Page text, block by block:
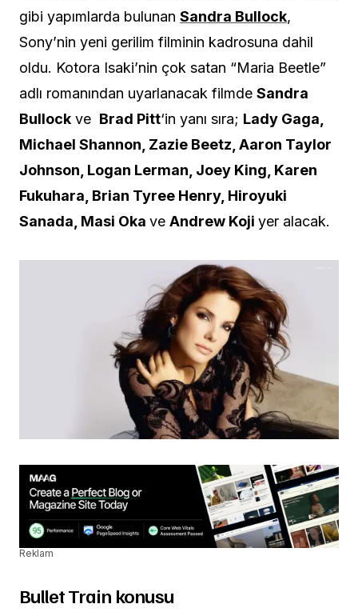
gibi yapımlarda bulunan Sandra Bullock,
Sony’nin yeni gerilim filminin kadrosuna dahil
oldu. Kotora Isaki’nin çok satan “Maria Beetle”
adlı romanından uyarlanacak filmde Sandra
Bullock ve Brad Pitt‘in yanı sıra; Lady Gaga,
Michael Shannon, Zazie Beetz, Aaron Taylor
Johnson, Logan Lerman, Joey King, Karen
Fukuhara, Brian Tyree Henry, Hiroyuki
Sanada, Masi Oka ve Andrew Koji yer alacak.
Reklam
Bullet Train konusu